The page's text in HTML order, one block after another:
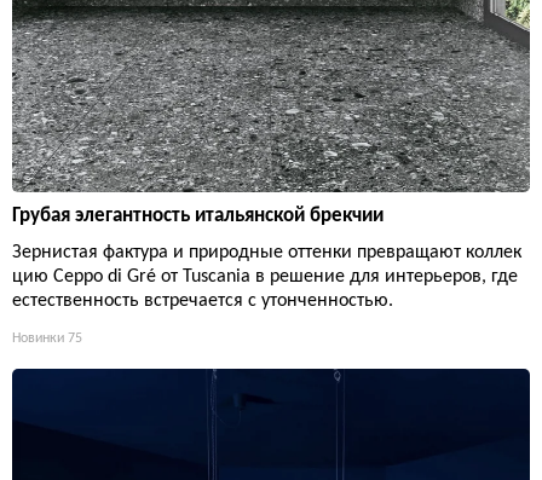
Грубая элегантность итальянской брекчии
Зернистая фактура и природные оттенки превращают коллек
цию Ceppo di Gré от Tuscania в решение для интерьеров, где
естественность встречается с утонченностью.
Новинки 75